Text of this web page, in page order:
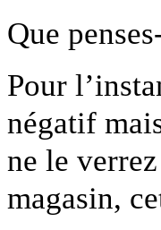
Que
Pour
négatif
ne le
magasin,